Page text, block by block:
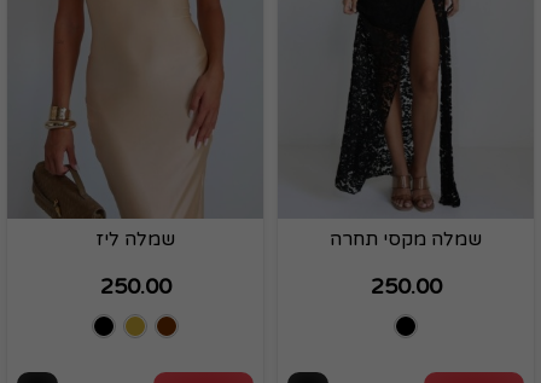
שמלה מקסי תחרה
250.00
שמלה ליז
250.00